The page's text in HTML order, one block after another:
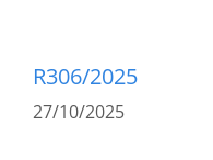
R306/2025
27/10/2025